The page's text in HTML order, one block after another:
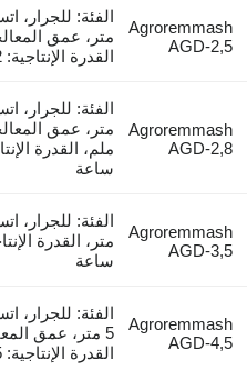
Agroremmash
AGD-2,5
القدرة الإنتاجية: 2 هكتار / ساعة
Agroremmash
AGD-2,8
ساعة
Agroremmash
AGD-3,5
ساعة
Agroremmash
AGD-4,5
القدرة الإنتاجية: 5 هكتار / ساعة